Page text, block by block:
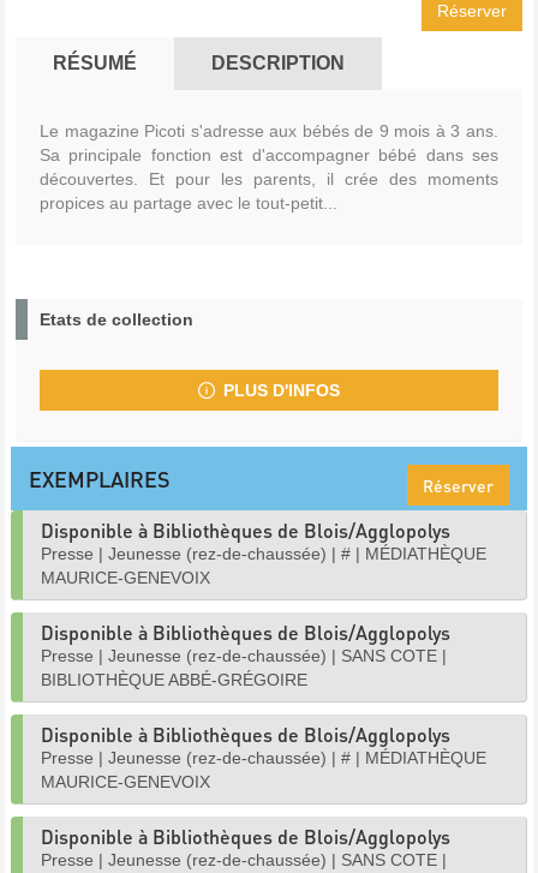
Réserver
RÉSUMÉ DESCRIPTION
Le magazine Picoti s'adresse aux bébés de 9 mois à 3 ans.
Sa principale fonction est d'accompagner bébé dans ses
découvertes. Et pour les parents, il crée des moments
propices au partage avec le tout-petit...
Etats de collection
PLUS D'INFOS
EXEMPLAIRES Réserver
Disponible à Bibliothèques de Blois/Agglopolys
Presse | Jeunesse (rez-de-chaussée) | # | MÉDIATHÈQUE
MAURICE-GENEVOIX
Disponible à Bibliothèques de Blois/Agglopolys
Presse | Jeunesse (rez-de-chaussée) | SANS COTE |
BIBLIOTHÈQUE ABBÉ-GRÉGOIRE
Disponible à Bibliothèques de Blois/Agglopolys
Presse | Jeunesse (rez-de-chaussée) | # | MÉDIATHÈQUE
MAURICE-GENEVOIX
Disponible à Bibliothèques de Blois/Agglopolys
Presse | Jeunesse (rez-de-chaussée) | SANS COTE |